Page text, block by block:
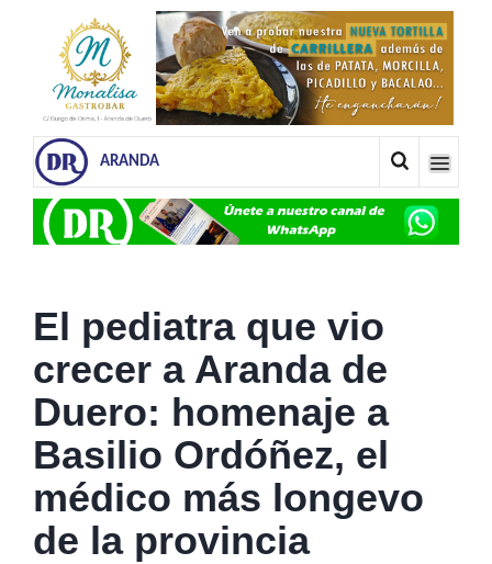
ARANDA
El pediatra que vio
crecer a Aranda de
Duero: homenaje a
Basilio Ordóñez, el
médico más longevo
de la provincia